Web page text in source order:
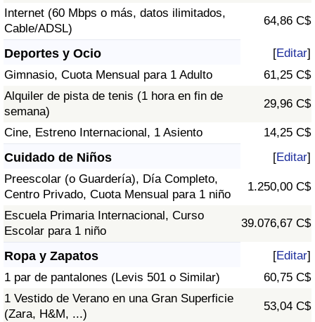
Internet (60 Mbps o más, datos ilimitados,
Cable/ADSL)
64,86 C$
Deportes y Ocio [Editar]
Gimnasio, Cuota Mensual para 1 Adulto
61,25 C$
Alquiler de pista de tenis (1 hora en fin de
semana)
29,96 C$
Cine, Estreno Internacional, 1 Asiento 14,25 C$
Cuidado de Niños [Editar]
Preescolar (o Guardería), Día Completo,
Centro Privado, Cuota Mensual para 1 niño
1.250,00 C$
Escuela Primaria Internacional, Curso
Escolar para 1 niño
39.076,67 C$
Ropa y Zapatos [Editar]
1 par de pantalones (Levis 501 o Similar)
60,75 C$
1 Vestido de Verano en una Gran Superficie
(Zara, H&M, ...)
53,04 C$